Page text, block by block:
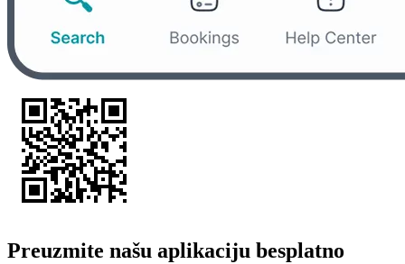
Preuzmite našu aplikaciju besplatno